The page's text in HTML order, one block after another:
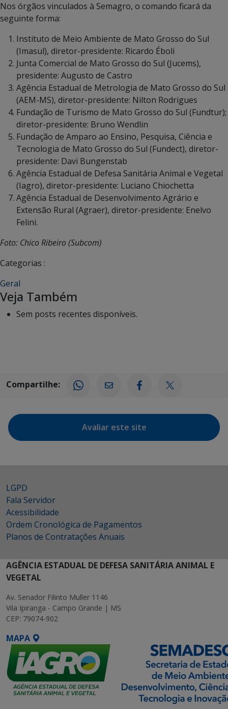
Nos órgãos vinculados à Semagro, o comando ficará da
seguinte forma:
Instituto de Meio Ambiente de Mato Grosso do Sul
(Imasul), diretor-presidente: Ricardo Éboli
Junta Comercial de Mato Grosso do Sul (Jucems),
presidente: Augusto de Castro
Agência Estadual de Metrologia de Mato Grosso do Sul
(AEM-MS), diretor-presidente: Nilton Rodrigues
Fundação de Turismo de Mato Grosso do Sul (Fundtur);
diretor-presidente: Bruno Wendlin
Fundação de Amparo ao Ensino, Pesquisa, Ciência e
Tecnologia de Mato Grosso do Sul (Fundect), diretor-
presidente: Davi Bungenstab
Agência Estadual de Defesa Sanitária Animal e Vegetal
(Iagro), diretor-presidente: Luciano Chiochetta
Agência Estadual de Desenvolvimento Agrário e
Extensão Rural (Agraer), diretor-presidente: Enelvo
Felini.
Foto: Chico Ribeiro (Subcom)
Categorias :
Geral
Veja Também
Sem posts recentes disponíveis.
Compartilhe:
Avaliar este site
LGPD
Fala Servidor
Acessibilidade
Ordem Cronológica de Pagamentos
Planos de Contratações Anuais
AGÊNCIA ESTADUAL DE DEFESA SANITÁRIA ANIMAL E
VEGETAL
Av. Senador Filinto Muller 1146
Vila Ipiranga - Campo Grande | MS
CEP: 79074-902
MAPA